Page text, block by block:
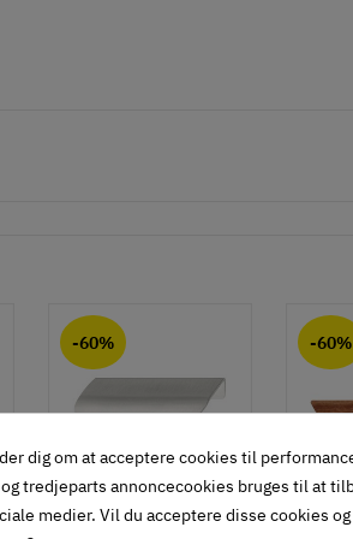
-60%
Oval gribeliste
-60%
dig om at acceptere cookies til
tredjeparts annoncecookies bruges til at
medier. Vil du acceptere disse cookies